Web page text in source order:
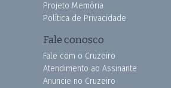
Projeto Memória
Política de Privacidade
Fale conosco
Fale com o Cruzeiro
Atendimento ao Assinante
Anuncie no Cruzeiro